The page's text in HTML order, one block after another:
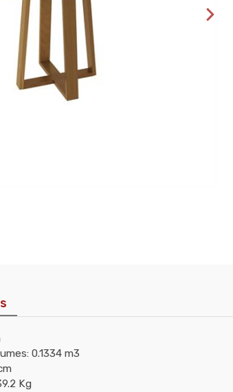
0.1334 m3
Kg